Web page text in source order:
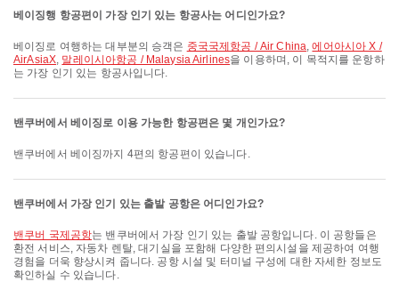
베이징행 항공편이 가장 인기 있는 항공사는 어디인가요?
베이징로 여행하는 대부분의 승객은 중국국제항공 / Air China,에어아시아 X /
AirAsiaX, 말레이시아항공 / Malaysia Airlines을 이용하며, 이 목적지를 운항하
는 가장 인기 있는 항공사입니다.
밴쿠버에서 베이징로 이용 가능한 항공편은 몇 개인가요?
밴쿠버에서 베이징까지 4편의 항공편이 있습니다.
밴쿠버에서 가장 인기 있는 출발 공항은 어디인가요?
밴쿠버 국제공항는 밴쿠버에서 가장 인기 있는 출발 공항입니다. 이 공항들은
환전 서비스, 자동차 렌탈, 대기실을 포함해 다양한 편의시설을 제공하여 여행
경험을 더욱 향상시켜 줍니다. 공항 시설 및 터미널 구성에 대한 자세한 정보도
확인하실 수 있습니다.